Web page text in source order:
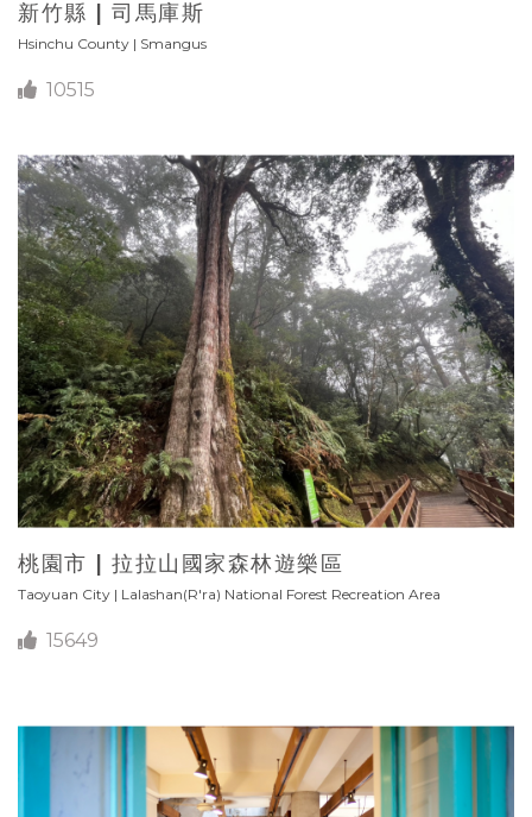
新竹縣 | 司馬庫斯
Hsinchu County | Smangus
10515
桃園市 | 拉拉山國家森林遊樂區
Taoyuan City | Lalashan(R′ra) National Forest Recreation Area
15649